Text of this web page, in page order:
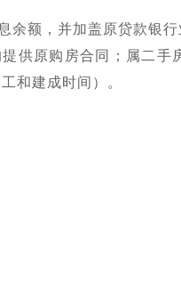
余额，并加盖原贷款银行
供原购房合同；属二手
和建成时间）。